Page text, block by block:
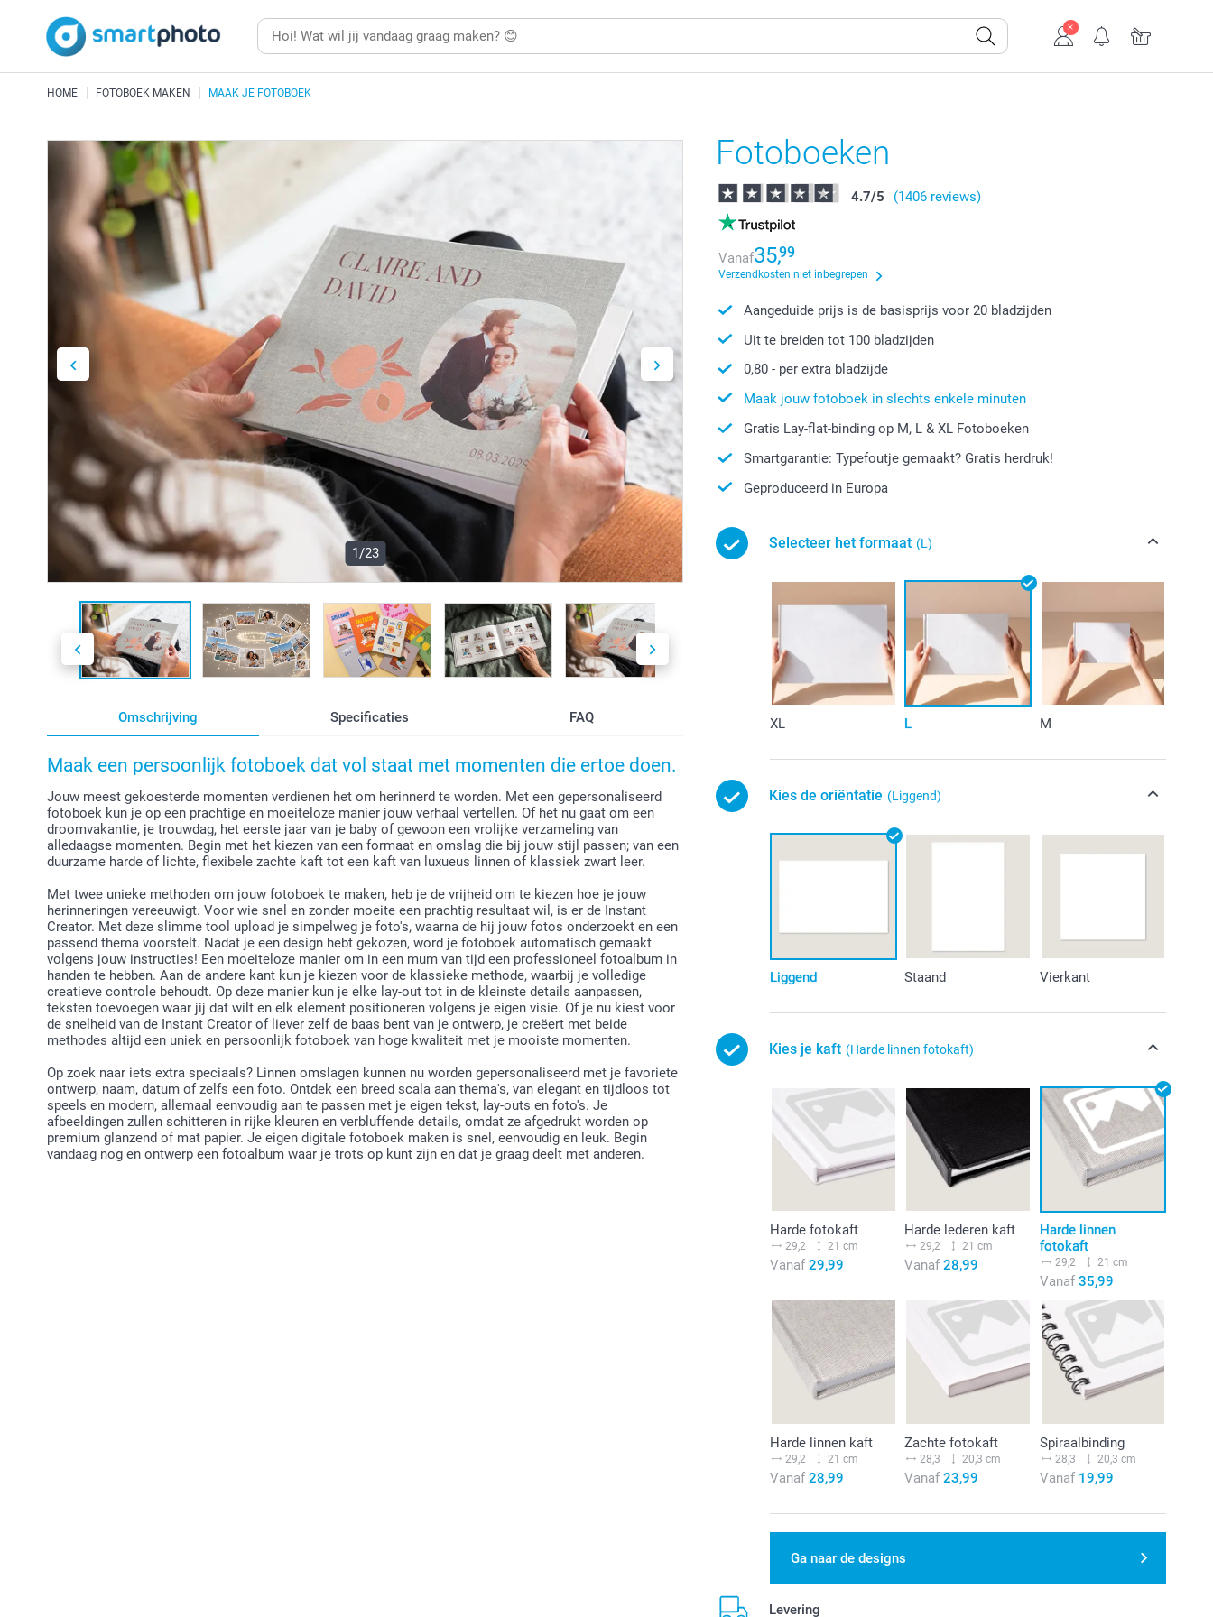
HOME FOTOBOEK MAKEN MAAK JE FOTOBOEK
1/23
Omschrijving Specificaties FAQ
Maak een persoonlijk fotoboek dat vol staat met momenten die ertoe doen.
Jouw meest gekoesterde momenten verdienen het om herinnerd te worden. Met een gepersonaliseerd
fotoboek kun je op een prachtige en moeiteloze manier jouw verhaal vertellen. Of het nu gaat om een
droomvakantie, je trouwdag, het eerste jaar van je baby of gewoon een vrolijke verzameling van
alledaagse momenten. Begin met het kiezen van een formaat en omslag die bij jouw stijl passen; van een
duurzame harde of lichte, flexibele zachte kaft tot een kaft van luxueus linnen of klassiek zwart leer.
Met twee unieke methoden om jouw fotoboek te maken, heb je de vrijheid om te kiezen hoe je jouw
herinneringen vereeuwigt. Voor wie snel en zonder moeite een prachtig resultaat wil, is er de Instant
Creator. Met deze slimme tool upload je simpelweg je foto's, waarna de hij jouw fotos onderzoekt en een
passend thema voorstelt. Nadat je een design hebt gekozen, word je fotoboek automatisch gemaakt
volgens jouw instructies! Een moeiteloze manier om in een mum van tijd een professioneel fotoalbum in
handen te hebben. Aan de andere kant kun je kiezen voor de klassieke methode, waarbij je volledige
creatieve controle behoudt. Op deze manier kun je elke lay-out tot in de kleinste details aanpassen,
teksten toevoegen waar jij dat wilt en elk element positioneren volgens je eigen visie. Of je nu kiest voor
de snelheid van de Instant Creator of liever zelf de baas bent van je ontwerp, je creëert met beide
methodes altijd een uniek en persoonlijk fotoboek van hoge kwaliteit met je mooiste momenten.
Op zoek naar iets extra speciaals? Linnen omslagen kunnen nu worden gepersonaliseerd met je favoriete
ontwerp, naam, datum of zelfs een foto. Ontdek een breed scala aan thema's, van elegant en tijdloos tot
speels en modern, allemaal eenvoudig aan te passen met je eigen tekst, lay-outs en foto's. Je
afbeeldingen zullen schitteren in rijke kleuren en verbluffende details, omdat ze afgedrukt worden op
premium glanzend of mat papier. Je eigen digitale fotoboek maken is snel, eenvoudig en leuk. Begin
vandaag nog en ontwerp een fotoalbum waar je trots op kunt zijn en dat je graag deelt met anderen.
Fotoboeken
4.7/5 (1406 reviews)
Vanaf35,99
Verzendkosten niet inbegrepen
Aangeduide prijs is de basisprijs voor20 bladzijden
Uit te breiden tot 100 bladzijden
0,80 - per extra bladzijde
Maak jouw fotoboek in slechts enkele minuten
Gratis Lay-flat-binding op M, L & XL Fotoboeken
Smartgarantie: Typefoutje gemaakt? Gratis herdruk!
Geproduceerd in Europa
Selecteer het formaat (L)
XL L M
Kies de oriëntatie (Liggend)
Liggend Staand Vierkant
Kies je kaft (Harde linnen fotokaft)
Harde fotokaft
29,2 21 cm
Vanaf 29,99
Harde lederen kaft
29,2 21 cm
Vanaf 28,99
Harde linnen
fotokaft
29,2 21 cm
Vanaf35,99
Harde linnen kaft
29,2 21 cm
Vanaf 28,99
Zachte fotokaft
28,3 20,3 cm
Vanaf 23,99
Spiraalbinding
28,3 20,3 cm
Vanaf19,99
Ga naar de designs
Levering